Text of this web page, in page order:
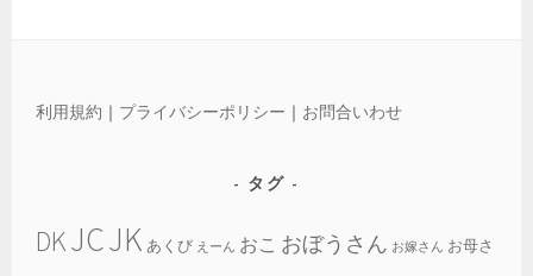
利用規約 ｜ プライバシーポリシー ｜ お問合いわせ
タグ
DKJCJK あくび えーん おこ おぼうさん お嫁さん お母さ